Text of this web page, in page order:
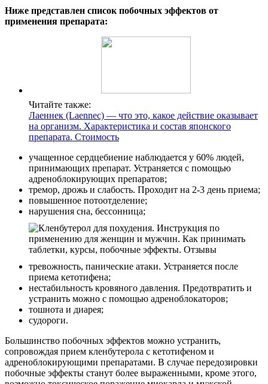
Ниже представлен список побочных эффектов от
применения препарата:
Читайте также:
Лаеннек (Laennec) — что это, какое действие оказывает
на организм. Характеристика и состав японского
препарата. Стоимость
учащенное сердцебиение наблюдается у 60% людей,
принимающих препарат. Устраняется с помощью
адреноблокирующих препаратов;
тремор, дрожь и слабость. Проходит на 2-3 день приема;
повышенное потоотделение;
нарушения сна, бессонница;
тревожность, панические атаки. Устраняется после
приема кетотифена;
нестабильность кровяного давления. Предотвратить и
устранить можно с помощью адреноблокаторов;
тошнота и диарея;
судороги.
Большинство побочных эффектов можно устранить,
сопровождая прием кленбутерола с кетотифеном и
адреноблокирующими препаратами. В случае передозировки
побочные эффекты станут более выраженными, кроме этого,